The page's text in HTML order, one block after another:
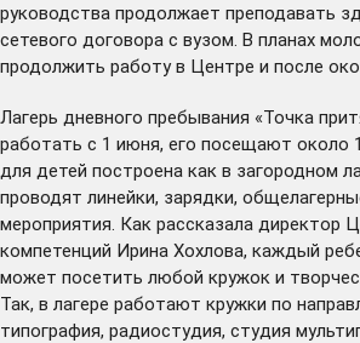
руководства продолжает преподавать
сетевого договора с вузом. В планах
продолжить работу в Центре и после
Лагерь дневного пребывания «Точка
работать с 1 июня, его посещают около
для детей построена как в загородном
проводят линейки, зарядки,
мероприятия. Как рассказала директор
компетенций Ирина Хохлова, каждый
может посетить любой кружок и
Так, в лагере работают кружки по
типография, радиостудия, студия